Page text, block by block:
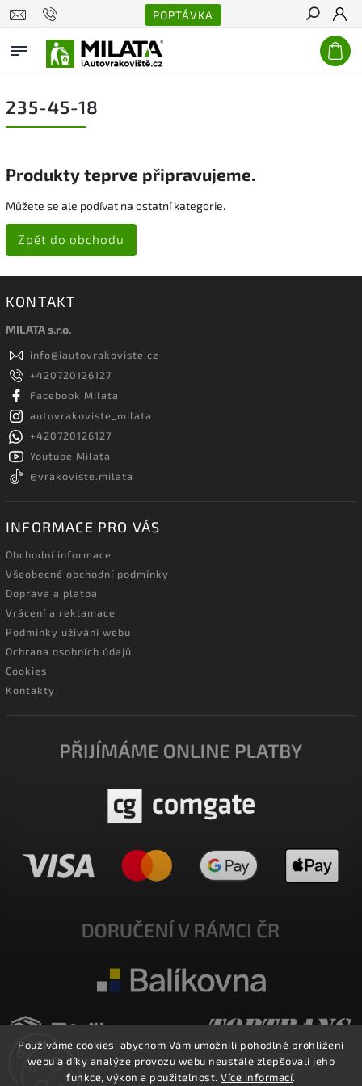
Používáme cookies, abychom Vám umožnili pohodlné prohlížení
webu a díky analýze provozu webu neustále zlepšovali jeho
funkce, výkon a použitelnost.Více informací.
POPTÁVKA
Hledat
235-45-18
Produkty teprve připravujeme.
Můžete se ale podívat na ostatní kategorie.
Zpět do obchodu
KONTAKT
MILATA s.r.o.
info@iautovrakoviste.cz
+420720126127
Facebook Milata
autovrakoviste_milata
+420720126127
Youtube Milata
@vrakoviste.milata
INFORMACE PRO VÁS
Obchodní informace
Všeobecné obchodní podmínky
Doprava a platba
Vrácení a reklamace
Podmínky užívání webu
Ochrana osobních údajů
Cookies
Kontakty